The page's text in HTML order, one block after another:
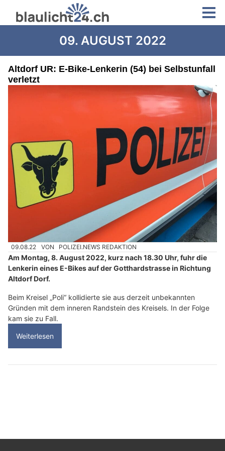
09. AUGUST 2022
Altdorf UR: E-Bike-Lenkerin (54) bei Selbstunfall
verletzt
09.08.22 VON POLIZEI.NEWS REDAKTION
Am Montag, 8. August 2022, kurz nach 18.30 Uhr, fuhr die
Lenkerin eines E-Bikes auf der Gotthardstrasse in Richtung
Altdorf Dorf.
Beim Kreisel „Poli“ kollidierte sie aus derzeit unbekannten
Gründen mit dem inneren Randstein des Kreisels. In der Folge
kam sie zu Fall.
Weiterlesen